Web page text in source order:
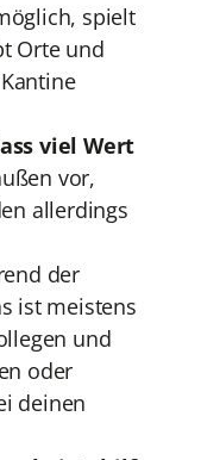
spielt
Orte und
viel Wert
vor,
allerdings
der
ist meistens
und
oder
deinen